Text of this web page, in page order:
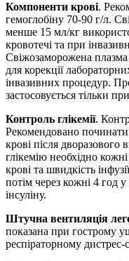
Компоненти крові.
гемоглобіну 70-90 г/л.
менше 15 мл/кг
кровотечі та при
Свіжозаморожена
для корекції
інвазивних процедур.
застосовується тільки
Контроль глікемії.
Рекомендовано починати
крові після
глікемію необхідно
крові та швидкість
потім через кожні 4 год
інсуліну.
Штучна вентиляція
показана при гострому
респіраторному дистрес-